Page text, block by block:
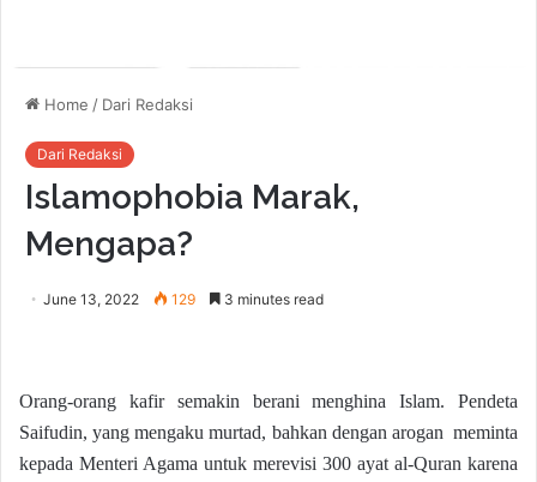
Home / Dari Redaksi
Dari Redaksi
Islamophobia Marak,
Mengapa?
June 13, 2022 129 3 minutes read
Orang-orang kafir semakin berani menghina Islam. Pendeta
Saifudin, yang mengaku murtad, bahkan dengan arogan meminta
kepada Menteri Agama untuk merevisi 300 ayat al-Quran karena